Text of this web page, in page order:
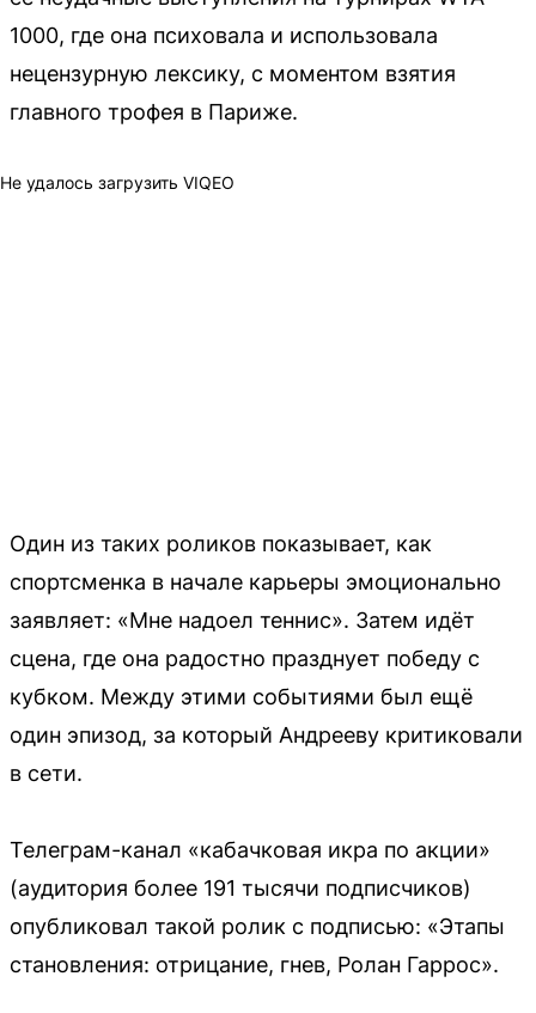
1000, где она психовала и использовала
нецензурную лексику, с моментом взятия
главного трофея в Париже.
Не удалось загрузить VIQEO
Один из таких роликов показывает, как
спортсменка в начале карьеры эмоционально
заявляет: «Мне надоел теннис». Затем идёт
сцена, где она радостно празднует победу с
кубком. Между этими событиями был ещё
один эпизод, за который Андрееву критиковали
в сети.
Телеграм-канал «кабачковая икра по акции»
(аудитория более 191 тысячи подписчиков)
опубликовал такой ролик с подписью: «Этапы
становления: отрицание, гнев, Ролан Гаррос».